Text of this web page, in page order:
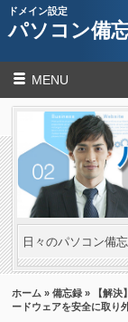
ドメイン設定
パソコン備
MENU
日々のパソコン備
ホーム »備忘録 » 【解決
ードウェアを安全に取り